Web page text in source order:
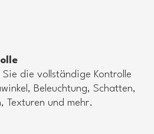
Sie die vollständige Kontrolle
Beleuchtung, Schatten,
Texturen und mehr.